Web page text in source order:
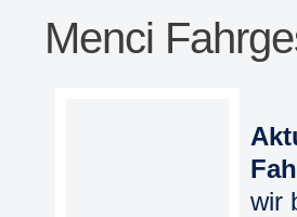
Menci
wir